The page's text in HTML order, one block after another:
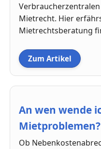
Mietrecht. Hier
Mietrechtsberatung
Zum Artikel
An wen wende
Mietproblemen?
Ob